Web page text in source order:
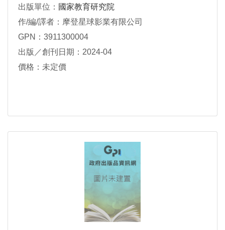
出版單位： 國家教育研究院
作/編/譯者：摩登星球影業有限公司
GPN：3911300004
出版／創刊日期：2024-04
價格：未定價